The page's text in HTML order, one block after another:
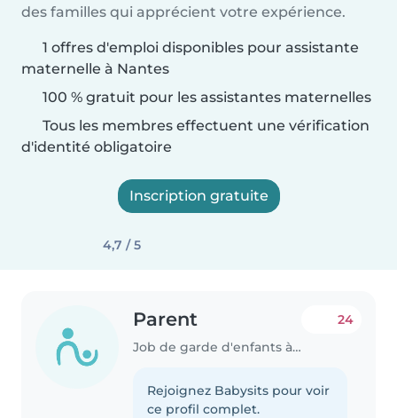
des familles qui apprécient votre expérience.
1 offres d'emploi disponibles pour assistante
maternelle à Nantes
100 % gratuit pour les assistantes maternelles
Tous les membres effectuent une vérification
d'identité obligatoire
Inscription gratuite
4,7 / 5
Parent
Job de garde d'enfants à Nantes
24
Rejoignez Babysits pour voir
ce profil complet.